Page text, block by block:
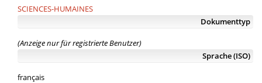
SCIENCES-HUMAINES
Dokumenttyp
(Anzeige nur für registrierte Benutzer)
Sprache (ISO)
français